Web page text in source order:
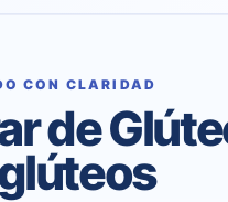
CON CLARIDAD
de